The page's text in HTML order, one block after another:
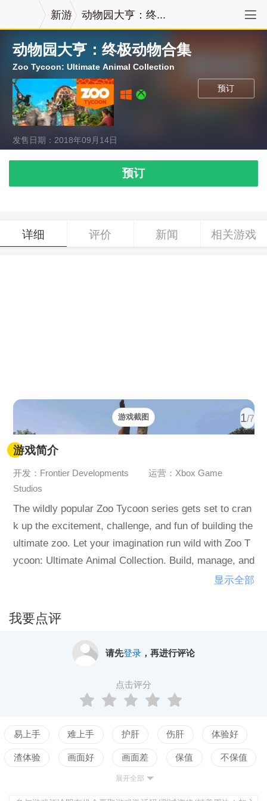
新游 动物园大亨：终...
动物园大亨：终极动物合集
Zoo Tycoon: Ultimate Animal Collection
预订
发售日期：2018年09月14日
预订
详细 评价 新闻 相关游戏
1/7
游戏截图
游戏简介
开发：Frontier Developments
运营：Xbox Game
Studios
The wildly popular Zoo Tycoon series gets set to cran
k up the excitement, challenge, and fun of building the
ultimate zoo. Let your imagination run wild with Zoo T
ycoon: Ultimate Animal Collection. Build, manage, and
maintain your dream zoo alone or with up to four play
显示全部
我要点评
请先登录，再进行评论
点击评分
易上手 难上手 护肝 伤肝 体验好
渣体验 画面好 画面差 保值 不保值
测试
展开全部